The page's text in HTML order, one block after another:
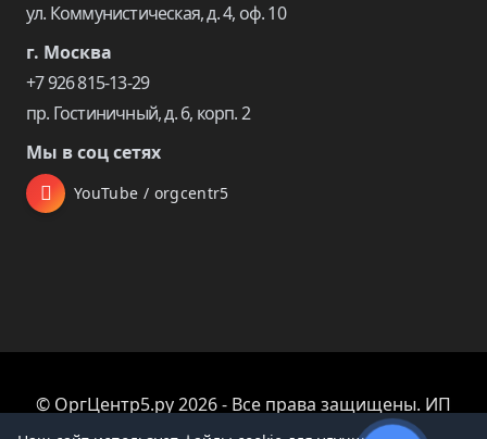
ул. Коммунистическая, д. 4, оф. 10
г. Москва
+7 926 815-13-29
пр. Гостиничный, д. 6, корп. 2
Мы в соц сетях
YouTube / orgcentr5
© ОргЦентр5.ру 2026 - Все права защищены. ИП
Царева Екатерина Владимировна